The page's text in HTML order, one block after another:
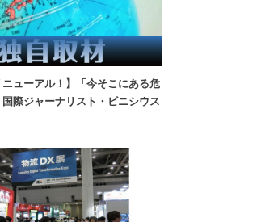
ニューアル！】「今そこにある危
際ジャーナリスト・ビニシウス